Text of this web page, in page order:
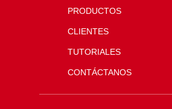
PRODUCTOS
CLIENTES
TUTORIALES
CONTÁCTANOS